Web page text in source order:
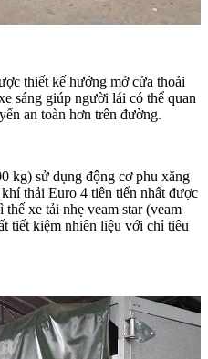
thiết kế hướng mở cửa thoải
sáng giúp người lái có thể quan
an toàn hơn trên đường.
kg) sử dụng động cơ phu xăng
thải Euro 4 tiên tiến nhất được
xe tải nhẹ veam star (veam
tiết kiệm nhiên liệu với chỉ tiêu